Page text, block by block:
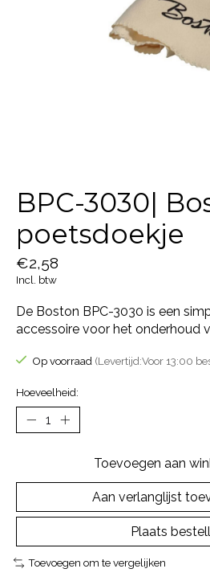
BPC-3030|
poetsdoekje
€2,58
Incl. btw
De Boston BPC-3030 is een
accessoire voor het onderhoud
Op voorraad (Levertijd:Voor 13:00
Hoeveelheid:
Toevoegen aan
Aan verlanglijst
Plaats
Toevoegen om te vergelijken